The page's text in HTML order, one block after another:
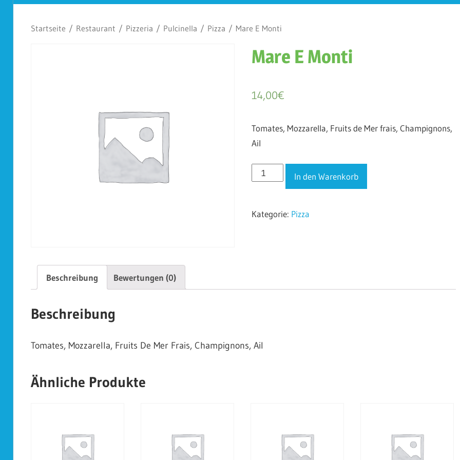
Koplescht
Startseite / Restaurant / Pizzeria / Pulcinella / Pizza / Mare E Monti
Mare E Monti
14,00€
Tomates, Mozzarella, Fruits de Mer frais, Champignons,
Ail
Mare
Menge
In den Warenkorb
Kategorie: Pizza
Beschreibung Bewertungen (0)
Beschreibung
Tomates, Mozzarella, Fruits De Mer Frais, Champignons, Ail
Ähnliche Produkte